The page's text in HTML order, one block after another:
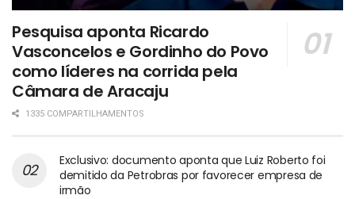
Pesquisa aponta Ricardo
Vasconcelos e Gordinho do Povo
como líderes na corrida pela
Câmara de Aracaju
1335 COMPARTILHAMENTOS
Exclusivo: documento aponta que Luiz Roberto foi
demitido da Petrobras por favorecer empresa de
irmão